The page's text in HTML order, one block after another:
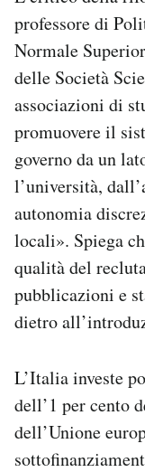
professore di
Normale
delle Società
associazioni di
promuovere il
governo da un
l’università,
autonomia
locali». Spiega
qualità del
pubblicazioni e
dietro
L’Italia investe
dell’1 per cento
dell’Unione